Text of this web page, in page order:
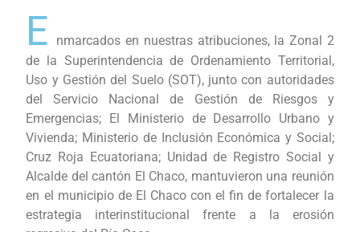
E
nmarcados en nuestras atribuciones, la Zonal 2
de la Superintendencia de Ordenamiento Territorial,
Uso y Gestión del Suelo (SOT), junto con autoridades
del Servicio Nacional de Gestión de Riesgos y
Emergencias; El Ministerio de Desarrollo Urbano y
Vivienda; Ministerio de Inclusión Económica y Social;
Cruz Roja Ecuatoriana; Unidad de Registro Social y
Alcalde del cantón El Chaco, mantuvieron una reunión
en el municipio de El Chaco con el fin de fortalecer la
estrategia interinstitucional frente a la erosión